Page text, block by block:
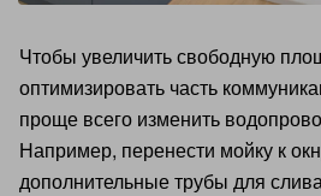
Чтобы увеличить свободную
оптимизировать часть
проще всего изменить
Например, перенести мойку к
дополнительные трубы для